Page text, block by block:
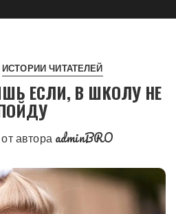
ИСТОРИИ ЧИТАТЕЛЕЙ
ЕСЛИ, В ШКОЛУ НЕ
от автора adminBRO